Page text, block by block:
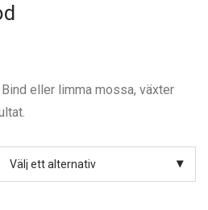
eller limma mossa, växter